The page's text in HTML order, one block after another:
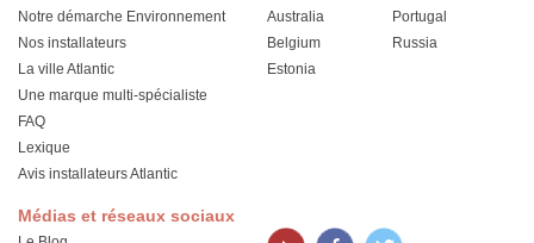
Notre démarche Environnement
Nos installateurs
La ville Atlantic
Une marque multi-spécialiste
FAQ
Lexique
Avis installateurs Atlantic
Australia
Belgium
Estonia
Portugal
Russia
Médias et réseaux sociaux